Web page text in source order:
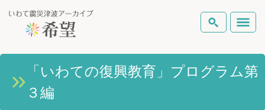
いわて震災津波アーカイブとは
岩手県の被害状況
検索
「いわての復興教育」プログラム第
３編